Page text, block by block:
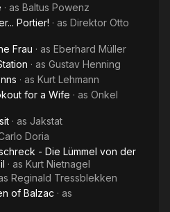
· as Baltus Powenz
Portier! · as Direktor Otto
Frau · as Eberhard Müller
· as Gustav Henning
· as Kurt Lehmann
for a Wife · as Onkel
· as Jakstat
Doria
- Die Lümmel von der
· as Kurt Nietnagel
Reginald Tressblekken
of Balzac · as